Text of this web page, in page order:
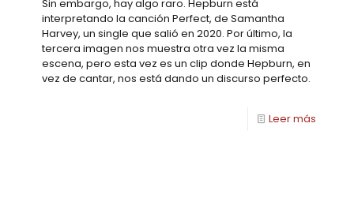
Sin embargo, hay algo raro. Hepburn está
interpretando la canción Perfect, de Samantha
Harvey, un single que salió en 2020. Por último, la
tercera imagen nos muestra otra vez la misma
escena, pero esta vez es un clip donde Hepburn, en
vez de cantar, nos está dando un discurso perfecto.
Leer más